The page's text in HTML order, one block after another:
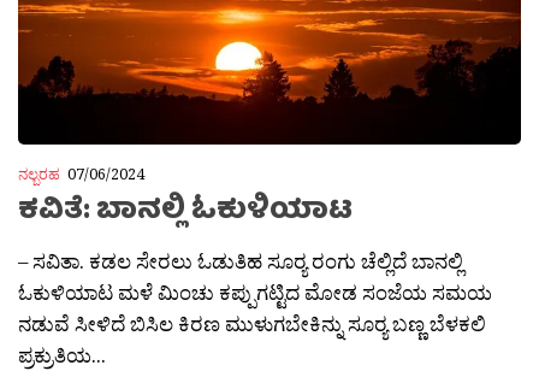
ನಲ್ಬರಹ 07/06/2024
ಕವಿತೆ: ಬಾನಲ್ಲಿ ಓಕುಳಿಯಾಟ
– ಸವಿತಾ. ಕಡಲ ಸೇರಲು ಓಡುತಿಹ ಸೂರ‍್ಯ ರಂಗು ಚೆಲ್ಲಿದೆ ಬಾನಲ್ಲಿ
ಓಕುಳಿಯಾಟ ಮಳೆ ಮಿಂಚು ಕಪ್ಪುಗಟ್ಟಿದ ಮೋಡ ಸಂಜೆಯ ಸಮಯ
ನಡುವೆ ಸೀಳಿದೆ ಬಿಸಿಲ ಕಿರಣ ಮುಳುಗಬೇಕಿನ್ನು ಸೂರ‍್ಯ ಬಣ್ಣ ಬೆಳಕಲಿ
ಪ್ರಕ್ರುತಿಯ...